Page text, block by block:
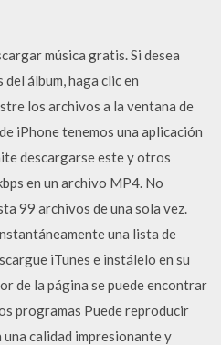
música gratis. Si desea
álbum, haga clic en
los archivos a la ventana de
iPhone tenemos una aplicación
descargarse este y otros
en un archivo MP4. No
99 archivos de una sola vez.
una lista de
iTunes e instálelo en su
de la página se puede encontrar
programas Puede reproducir
calidad impresionante y